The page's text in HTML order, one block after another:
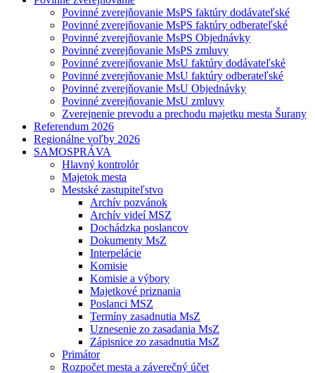
Povinné zverejňovanie MsPS faktúry dodávateľské
Povinné zverejňovanie MsPS faktúry odberateľské
Povinné zverejňovanie MsPS Objednávky
Povinné zverejňovanie MsPS zmluvy
Povinné zverejňovanie MsU faktúry dodávateľské
Povinné zverejňovanie MsU faktúry odberateľské
Povinné zverejňovanie MsU Objednávky
Povinné zverejňovanie MsU zmluvy
Zverejnenie prevodu a prechodu majetku mesta Šurany
Referendum 2026
Regionálne voľby 2026
SAMOSPRÁVA
Hlavný kontrolór
Majetok mesta
Mestské zastupiteľstvo
Archív pozvánok
Archív videí MSZ
Dochádzka poslancov
Dokumenty MsZ
Interpelácie
Komisie
Komisie a výbory
Majetkové priznania
Poslanci MSZ
Termíny zasadnutia MsZ
Uznesenie zo zasadania MsZ
Zápisnice zo zasadnutia MsZ
Primátor
Rozpočet mesta a záverečný účet